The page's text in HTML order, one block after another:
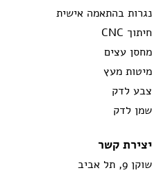
נגרות בהתאמה אישית
חיתוך CNC
מחסן עצים
מיטות מעץ
צבע לדק
שמן לדק
יצירת קשר
שוקן 9, תל אביב